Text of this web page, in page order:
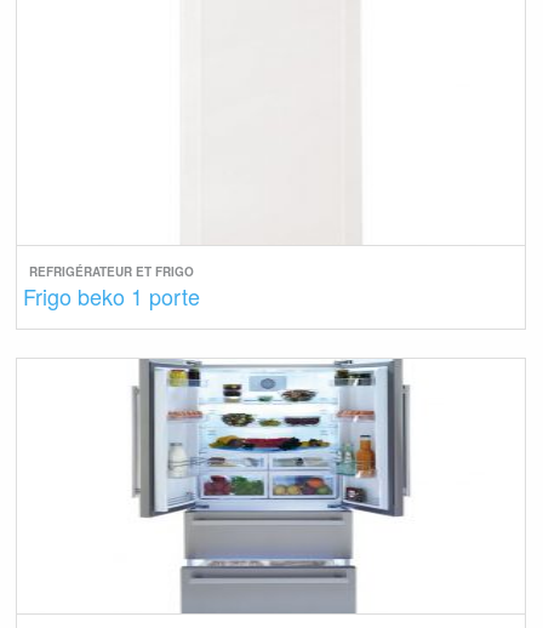
REFRIGÉRATEUR ET FRIGO
Frigo beko 1 porte